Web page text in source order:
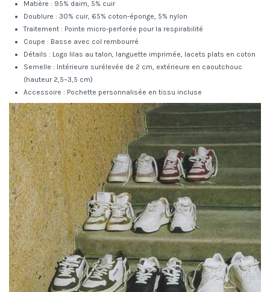
Matière : 95% daim, 5% cuir
Doublure : 30% cuir, 65% coton-éponge, 5% nylon
Traitement : Pointe micro-perforée pour la respirabilité
Coupe : Basse avec col rembourré
Détails : Logo lilas au talon, languette imprimée, lacets plats en coton
Semelle : Intérieure surélevée de 2 cm, extérieure en caoutchouc
(hauteur 2,5–3,5 cm)
Accessoire : Pochette personnalisée en tissu incluse